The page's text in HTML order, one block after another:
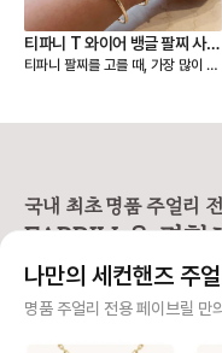
티파니 T 와이어 뱅글 팔찌 사이
즈 S, M 실착 후기
티파니 팔찌를 고를 때, 가장 많이 고
차이가 미묘해 보여도, 직접 착용해
용감과 차이를 정리해봤어요. 📏 티
파니 팔찌 사이즈 기준 (손목 둘레 기
→ 손목 둘레 14.6~15.9cm (약 1
4.5cm 기준) S 사이즈 착용 - 손목
국내 최초 명품 주얼리
FABRILL을 경험
사기 걱정 없는 안전
나만의 세컨핸즈 주
명품 주얼리 전용 페이브릴 만